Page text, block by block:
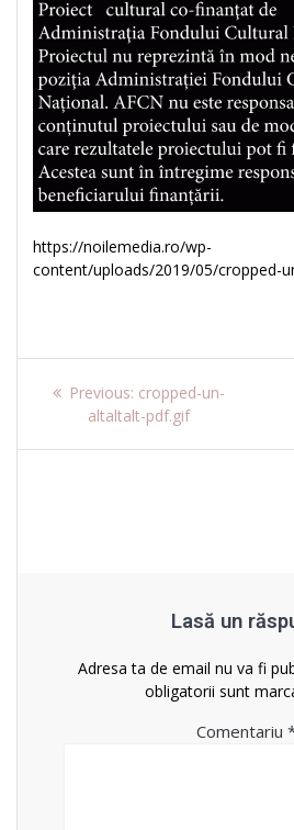
https://noilemedia.ro/wp-
content/uploads/2019/05/cropped-
Navigare
Previous: Previous
post:
cropped-un-
altaltalt-pdf.gif
Lasă un
Adresa ta de email nu va fi
obligatorii sunt
Comentariu